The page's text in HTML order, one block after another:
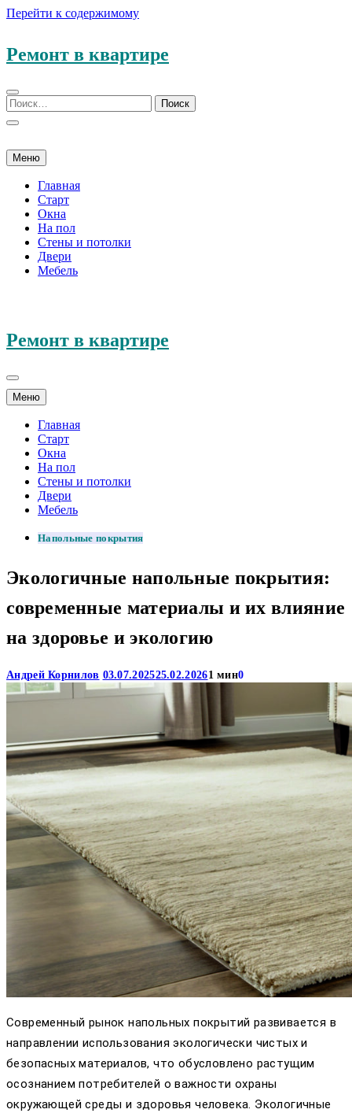
Перейти к содержимому
Ремонт в квартире
Меню
Главная
Старт
Окна
На пол
Стены и потолки
Двери
Мебель
Ремонт в квартире
Меню
Главная
Старт
Окна
На пол
Стены и потолки
Двери
Мебель
Напольные покрытия
Экологичные напольные покрытия:
современные материалы и их влияние
на здоровье и экологию
Андрей Корнилов 03.07.202525.02.20261 мин0
Современный рынок напольных покрытий развивается в
направлении использования экологически чистых и
безопасных материалов, что обусловлено растущим
осознанием потребителей о важности охраны
окружающей среды и здоровья человека. Экологичные